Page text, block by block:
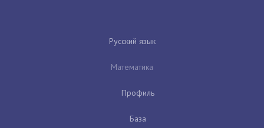
Русский язык
Математика
Профиль
База